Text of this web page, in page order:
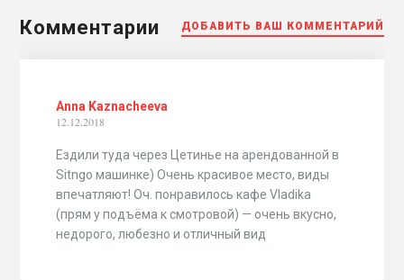
Комментарии ДОБАВИТЬ ВАШ КОММЕНТАРИЙ
Anna Kaznacheeva
12.12.2018
Ездили туда через Цетинье на арендованной в
Sitngo машинке) Очень красивое место, виды
впечатляют! Оч. понравилось кафе Vladika
(прям у подъёма к смотровой) — очень вкусно,
недорого, любезно и отличный вид